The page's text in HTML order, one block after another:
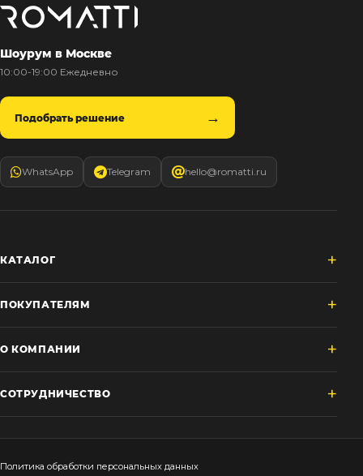
Шоурум в Москве
10:00-19:00 Ежедневно
Подобрать решение
WhatsApp Telegram hello@romatti.ru
КАТАЛОГ
ПОКУПАТЕЛЯМ
О КОМПАНИИ
СОТРУДНИЧЕСТВО
Политика обработки персональных данных